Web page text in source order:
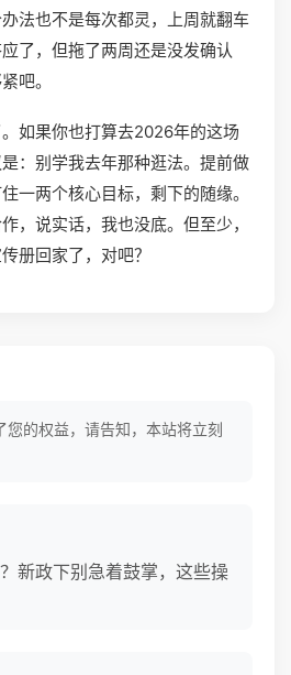
法也不是每次都灵，上周就翻车
了，但拖了两周还是没发确认
吧。
如果你也打算去2026年的这场
：别学我去年那种逛法。提前做
一两个核心目标，剩下的随缘。
，说实话，我也没底。但至少，
册回家了，对吧？
您的权益，请告知，本站将立刻
新政下别急着鼓掌，这些操